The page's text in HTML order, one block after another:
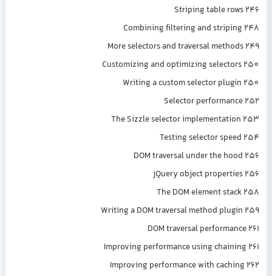
Striping table
Combining filtering and
More selectors and traversal
Customizing and optimizing
Writing a custom selector
Selector
The Sizzle selector
Testing selector
DOM traversal under the
jQuery object
The DOM element
Writing a DOM traversal method
DOM traversal
Improving performance using
Improving performance with